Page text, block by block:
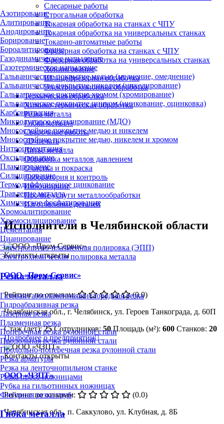
Азотирование
Алитирование
Анодирование
Борирование
Бороалитирование
Газодинамическое напыление
Газотермическое напыление
Гальваническое покрытие медью (меднение, омеднение)
Гальваническое покрытие никелем (никелирование)
Гальваническое покрытие хромом (хромирование)
Гальваническое покрытие цинком (цинкование, оцинковка)
Карбонитрация
Микродуговое оксидирование (МДО)
Многослойное покрытие медью и никелем
Многослойное покрытие медью, никелем и хромом
Нитроцементация
Оксидирование
Плакирование
Силицирование
Термодиффузионное цинкование
Травление металла
Химическое фосфатирование
Хромоалитирование
Хромосилицирование
Цементация
Цианирование
Электролитно-плазменная полировка (ЭПП)
Электрохимическая полировка металла
Резка металла
Газовая/газопламенная/кислородная резка
Гидроабразивная резка
Лазерная резка
Плазменная резка
Поперечная резка рулонной стали
Продольная резка рулонной стали
Продольно-поперечная резка рулонной стали
Резка арматуры
Резка на ленточнопильном станке
Резка пресс-ножницами
Рубка на гильотинных ножницах
Фигурная резка труб
Гибка металла
Слесарные работы
Строгальная обработка
Токарная обработка на станках с ЧПУ
Токарная обработка на универсальных станках
Токарно-автоматные работы
Фрезерная обработка на станках с ЧПУ
Фрезерная обработка на универсальных станках
Хонингование
Шлицефрезерная обработка
Электроэрозионная обработка
Термическая обработка
Химико-термическая обработка
Резка металла
Гибка металла
Сварочные работы
3D-печать
Литьё металла
Обработка металлов давлением
Очистка и покраска
Лаборатория и контроль
Инжиниринг
Прочие услуги металлообработки
Изготовление деталей
Исполнители в Челябинской области
Контакты открыты
ООО «Пром-Сервис»
Рейтинг по отзывам:
(0.0)
Челябинская обл., г. Челябинск, ул. Героев Танкограда, д. 60П
Стаж (лет):25 Сотрудников:50 Площадь (м²): 600 Станков: 20
Подробнее о предприятии
Контакты открыты
ООО «ЧЗПТ»
Рейтинг по отзывам:
(0.0)
Челябинская обл., п. Саккулово, ул. Клубная, д. 8Б